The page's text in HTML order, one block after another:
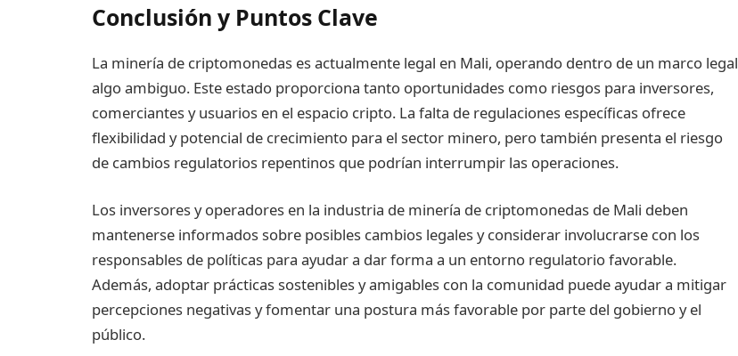
Conclusión y Puntos Clave
La minería de criptomonedas es actualmente legal en Mali, operando dentro de un marco legal
algo ambiguo. Este estado proporciona tanto oportunidades como riesgos para inversores,
comerciantes y usuarios en el espacio cripto. La falta de regulaciones específicas ofrece
flexibilidad y potencial de crecimiento para el sector minero, pero también presenta el riesgo
de cambios regulatorios repentinos que podrían interrumpir las operaciones.
Los inversores y operadores en la industria de minería de criptomonedas de Mali deben
mantenerse informados sobre posibles cambios legales y considerar involucrarse con los
responsables de políticas para ayudar a dar forma a un entorno regulatorio favorable.
Además, adoptar prácticas sostenibles y amigables con la comunidad puede ayudar a mitigar
percepciones negativas y fomentar una postura más favorable por parte del gobierno y el
público.